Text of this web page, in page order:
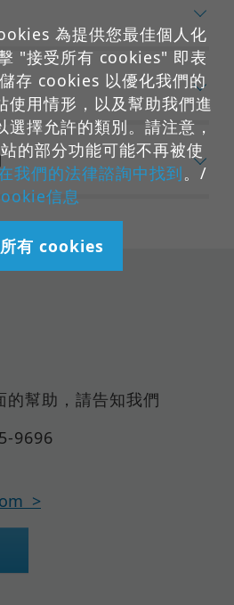
的幫助，請告知我們
9696
為提供您最佳個人化
"接受所有 cookies" 即表
存 cookies 以優化我們的
使用情形，以及幫助我們進
擇允許的類別。請注意，
的部分功能可能不再被使
我們的法律諮詢中找到。/
信息
有 cookies